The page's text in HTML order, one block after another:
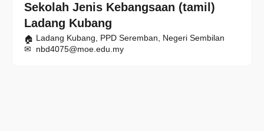
Sekolah Jenis Kebangsaan (tamil)
Ladang Kubang
Ladang Kubang, PPD Seremban, Negeri Sembilan
nbd4075@moe.edu.my